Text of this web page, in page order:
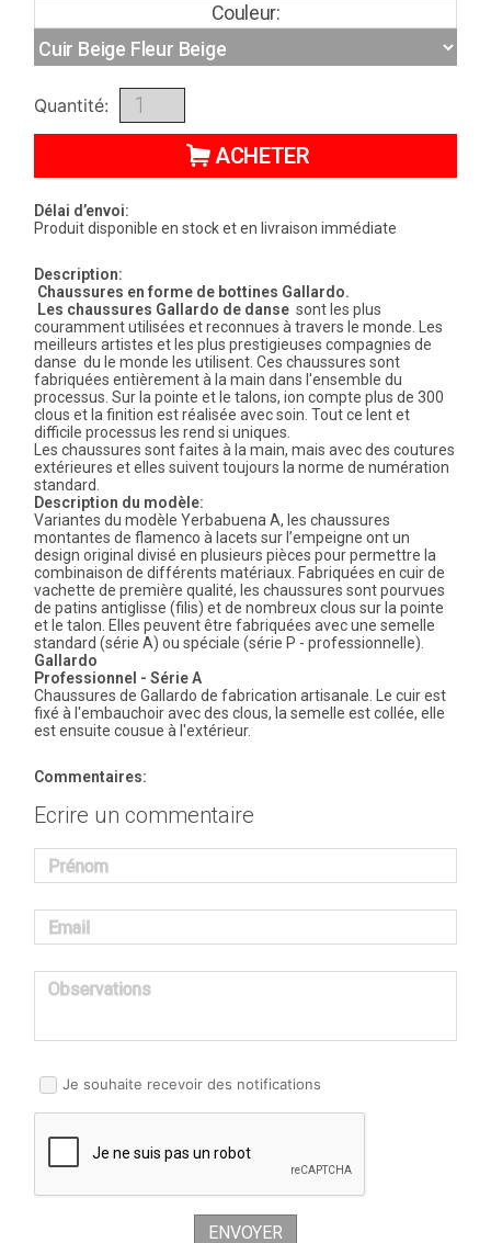
Couleur:
Quantité:
ACHETER
Délai d’envoi:
Produit disponible en stock et en livraison immédiate
Description:
Chaussures en forme de bottines Gallardo.
Les chaussures Gallardo de danse sont les plus
couramment utilisées et reconnues à travers le monde. Les
meilleurs artistes et les plus prestigieuses compagnies de
danse du le monde les utilisent. Ces chaussures sont
fabriquées entièrement à la main dans l'ensemble du
processus. Sur la pointe et le talons, ion compte plus de 300
clous et la finition est réalisée avec soin. Tout ce lent et
difficile processus les rend si uniques.
Les chaussures sont faites à la main, mais avec des coutures
extérieures et elles suivent toujours la norme de numération
standard.
Description du modèle:
Variantes du modèle Yerbabuena A, les chaussures
montantes de flamenco à lacets sur l’empeigne ont un
design original divisé en plusieurs pièces pour permettre la
combinaison de différents matériaux. Fabriquées en cuir de
vachette de première qualité, les chaussures sont pourvues
de patins antiglisse (filis) et de nombreux clous sur la pointe
et le talon. Elles peuvent être fabriquées avec une semelle
standard (série A) ou spéciale (série P - professionnelle).
Gallardo
Professionnel - Série A
Chaussures de Gallardo de fabrication artisanale. Le cuir est
fixé à l'embauchoir avec des clous, la semelle est collée, elle
est ensuite cousue à l'extérieur.
Commentaires:
Ecrire un commentaire
Prénom
Email
Observations
Je souhaite recevoir des notifications
ENVOYER